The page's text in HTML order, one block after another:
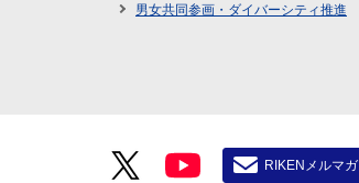
男女共同参画・ダイバーシティ推進
RIKENメルマガ